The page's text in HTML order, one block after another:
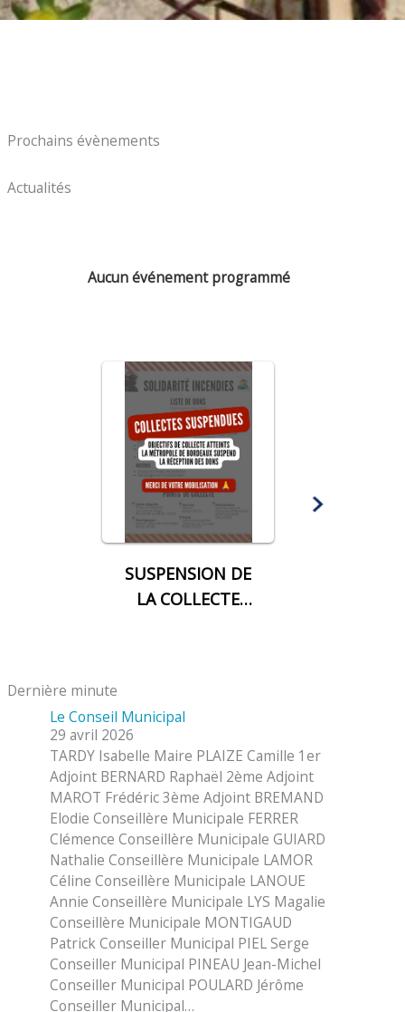
Prochains évènements
Actualités
Aucun événement programmé
SUSPENSION DE
LA COLLECTE
Dernière minute
Le Conseil Municipal
29 avril 2026
TARDY Isabelle Maire PLAIZE Camille 1er
Adjoint BERNARD Raphaël 2ème Adjoint
MAROT Frédéric 3ème Adjoint BREMAND
Elodie Conseillère Municipale FERRER
Clémence Conseillère Municipale GUIARD
Nathalie Conseillère Municipale LAMOR
Céline Conseillère Municipale LANOUE
Annie Conseillère Municipale LYS Magalie
Conseillère Municipale MONTIGAUD
Patrick Conseiller Municipal PIEL Serge
Conseiller Municipal PINEAU Jean-Michel
Conseiller Municipal POULARD Jérôme
Conseiller Municipal…